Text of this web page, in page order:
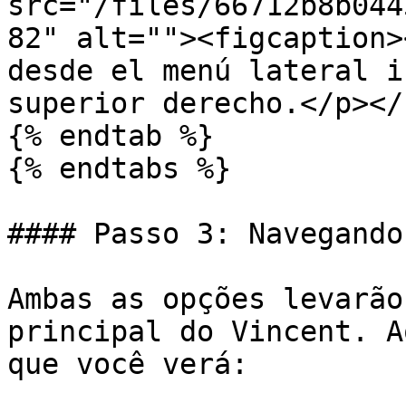
82"
desde el menú lateral
superior derecho.</
{% endtab %}
{% endtabs %}
#### Passo 3:
Ambas as opções
principal do Vincent.
que você verá: